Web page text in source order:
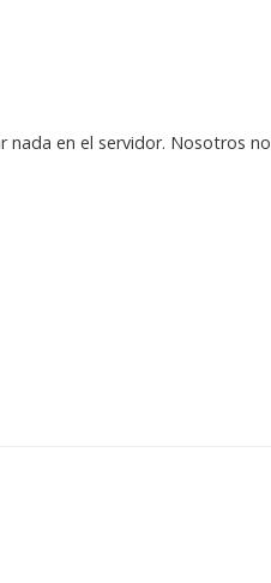
en el servidor. Nosotros